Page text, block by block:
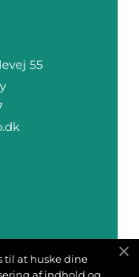
til at huske dine